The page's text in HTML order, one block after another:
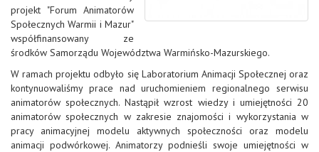
projekt "Forum Animatorów
Społecznych Warmii i Mazur"
współfinansowany ze
środków Samorządu Województwa Warmińsko-Mazurskiego.
W ramach projektu odbyło się Laboratorium Animacji Społecznej oraz
kontynuowaliśmy prace nad uruchomieniem regionalnego serwisu
animatorów społecznych. Nastąpił wzrost wiedzy i umiejętności 20
animatorów społecznych w zakresie znajomości i wykorzystania w
pracy animacyjnej modelu aktywnych społeczności oraz modelu
animacji podwórkowej. Animatorzy podnieśli swoje umiejętności w